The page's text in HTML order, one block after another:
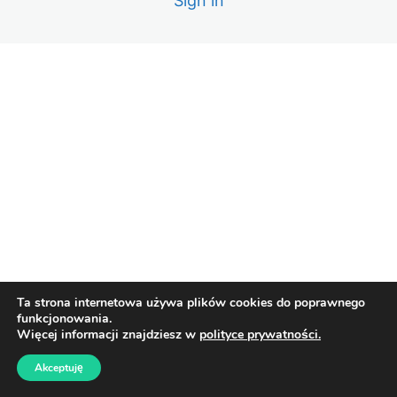
Ta strona internetowa używa plików cookies do poprawnego
funkcjonowania.
Więcej informacji znajdziesz w polityce prywatności.
Akceptuję